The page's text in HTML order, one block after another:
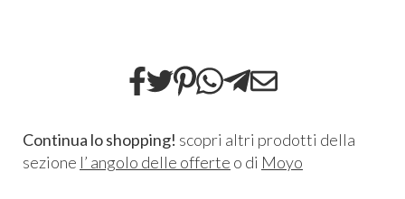
Continua lo shopping! scopri altri prodotti della
sezione l’ angolo delle offerte o di Moyo